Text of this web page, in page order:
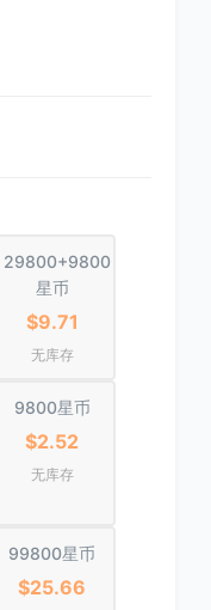
29800+9800
星币
$9.71
无库存
9800星币
$2.52
无库存
99800星币
$25.66